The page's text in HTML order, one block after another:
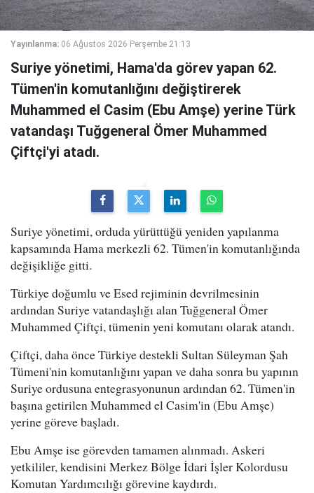
Yayınlanma: 06 Ağustos 2026 Perşembe 21:13
Suriye yönetimi, Hama'da görev yapan 62.
Tümen'in komutanlığını değiştirerek
Muhammed el Casim (Ebu Amşe) yerine Türk
vatandaşı Tuğgeneral Ömer Muhammed
Çiftçi'yi atadı.
Suriye yönetimi, orduda yürüttüğü yeniden yapılanma
kapsamında Hama merkezli 62. Tümen'in komutanlığında
değişikliğe gitti.
Türkiye doğumlu ve Esed rejiminin devrilmesinin
ardından Suriye vatandaşlığı alan Tuğgeneral Ömer
Muhammed Çiftçi, tümenin yeni komutanı olarak atandı.
Çiftçi, daha önce Türkiye destekli Sultan Süleyman Şah
Tümeni'nin komutanlığını yapan ve daha sonra bu yapının
Suriye ordusuna entegrasyonunun ardından 62. Tümen'in
başına getirilen Muhammed el Casim'in (Ebu Amşe)
yerine göreve başladı.
Ebu Amşe ise görevden tamamen alınmadı. Askeri
yetkililer, kendisini Merkez Bölge İdari İşler Kolordusu
Komutan Yardımcılığı görevine kaydırdı.